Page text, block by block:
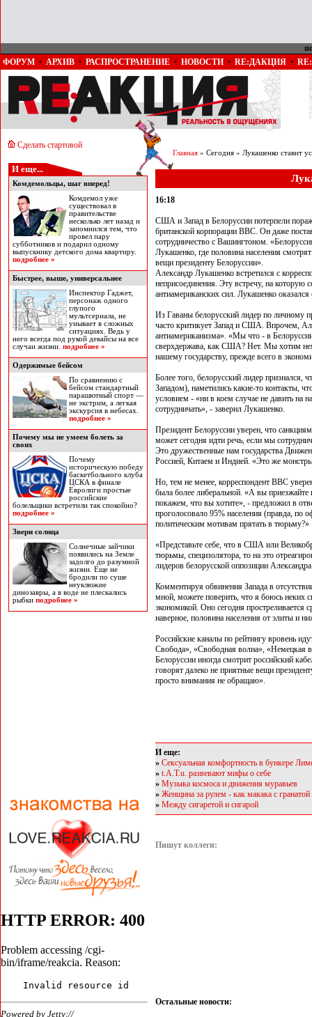
ФОРУМ • АРХИВ • РАСПРОСТРАНЕНИЕ • НОВОСТИ • RE:ДАКЦИЯ •
Сделать стартовой
И еще...
Комдемольцы, шаг вперед!
Комдемол уже
существовал в
правительстве
несколько лет назад и
запомнился тем, что
провел пару
субботников и подарил одному
выпускнику детского дома квартиру.
подробнее »
Быстрее, выше, универсальнее
Инcпектор Гаджет,
персонаж одного
глупого
мультсериала, не
унывает в сложных
ситуациях. Ведь у
него всегда под рукой девайсы на все
случаи жизни. подробнее »
Одержимые бейсом
По сравнению с
бейсом стандартный
парашютный спорт —
не экстрим, а легкая
экскурсия в небесах.
подробнее »
Почему мы не умеем болеть за
своих
Почему
историческую победу
баскетбольного клуба
ЦСКА в финале
Евролиги простые
российские
болельщики встретили так спокойно?
подробнее »
Звери солнца
Солнечные зайчики
появились на Земле
задолго до разумной
жизни. Еще не
бродили по суше
неуклюжие
динозавры, а в воде не плескались
рыбки подробнее »
Главная » Сегодня » Лукашенко ставит
16:18
США и Запад в Белоруссии потерпели
британской корпорации ВВС. Он даже
сотрудничество с Вашингтоном.
Лукашенко, где половина населения
вещи президенту Белоруссии».
Александр Лукашенко встретился с
неприсоединения. Эту встречу, на которую
антиамериканских сил. Лукашенко
Из Гаваны белорусский лидер по личному
часто критикует Запад и США. Впрочем,
антиамериканизма». «Мы что - в
сверхдержава, как США? Нет. Мы хотим
нашему государству, прежде всего в
Более того, белорусский лидер признался,
Западом), наметились какие-то контакты,
условием - «ни в коем случае не давить на
сотрудничать», - заверил Лукашенко.
Президент Белоруссии уверен, что
может сегодня идти речь, если мы
Это дружественные нам государства
Россией, Китаем и Индией. «Это же
Но, тем не менее, корреспондент ВВС
была более либеральной. «А вы приезжайте
покажем, что вы хотите», - предложил в
проголосовало 95% населения (правда,
политическим мотивам прятать в
«Представьте себе, что в США или
тюрьмы, специзолятора, то на это
лидеров белорусской оппозиции
Комментируя обвинения Запада в
мной, можете поверить, что я боюсь неких
экономикой. Оно сегодня
наверное, половина населения от элиты и
Российские каналы по рейтингу вровень
Свобода», «Свободная волна», «Немецкая
Белоруссии иногда смотрит российский
говорят далеко не приятные вещи
просто внимания не обращаю».
И еще:
» Сексуальная комфортность в бункере
» t.A.T.u. развевают мифы о себе
» Музыка космоса и движения муравьев
» Женщина за рулем - как макака с гранатой
» Между сигаретой и сигарой
Пишут коллеги:
Остальные новости: